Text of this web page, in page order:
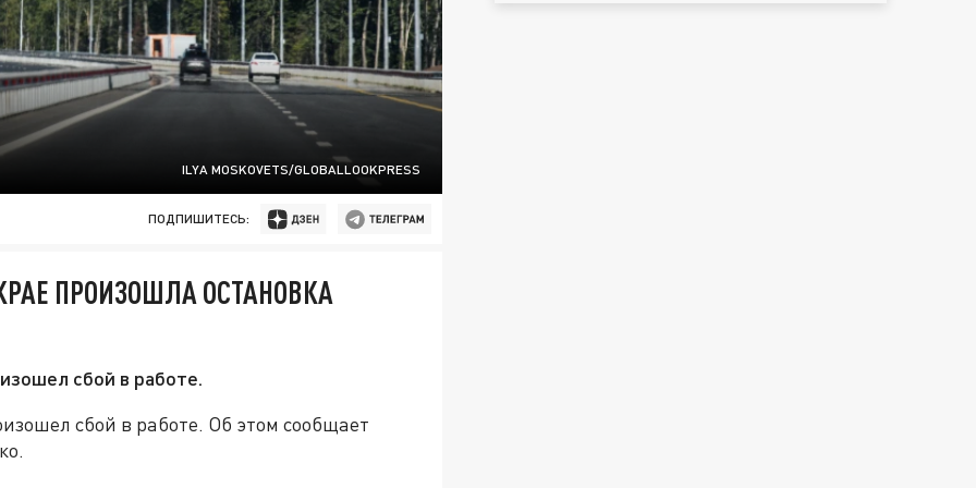
ILYA MOSKOVETS/GLOBALLOOKPRESS
ПОДПИШИТЕСЬ:
ПРОИЗОШЛА ОСТАНОВКА
сбой в работе.
сбой в работе. Об этом сообщает